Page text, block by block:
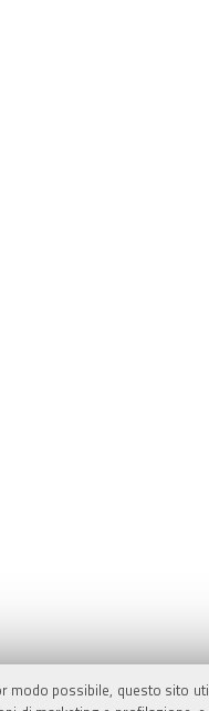
modo possibile, questo sito